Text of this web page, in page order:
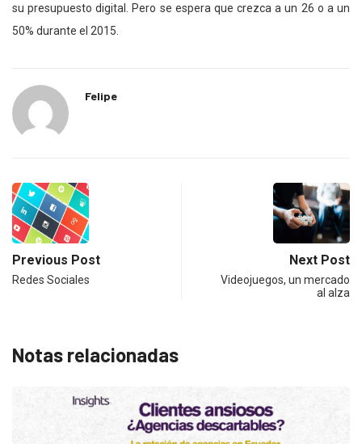
su presupuesto digital. Pero se espera que crezca a un 26 o a un
50% durante el 2015.
Felipe
Previous Post
Redes Sociales
Next Post
Videojuegos, un mercado
al alza
Notas relacionadas